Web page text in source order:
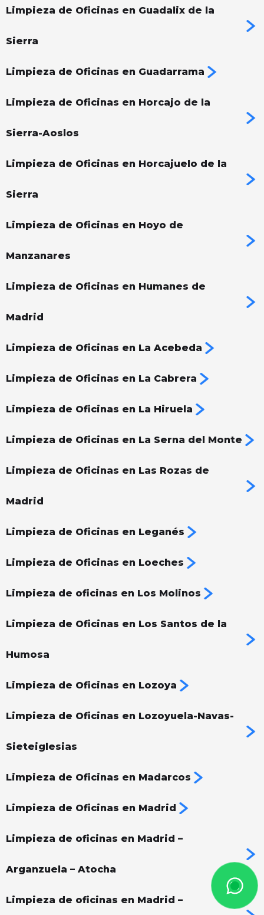
Limpieza de Oficinas en Guadalix de la
Sierra
Limpieza de Oficinas en Guadarrama
Limpieza de Oficinas en Horcajo de la
Sierra-Aoslos
Limpieza de Oficinas en Horcajuelo de la
Sierra
Limpieza de Oficinas en Hoyo de
Manzanares
Limpieza de Oficinas en Humanes de
Madrid
Limpieza de Oficinas en La Acebeda
Limpieza de Oficinas en La Cabrera
Limpieza de Oficinas en La Hiruela
Limpieza de Oficinas en La Serna del Monte
Limpieza de Oficinas en Las Rozas de
Madrid
Limpieza de Oficinas en Leganés
Limpieza de Oficinas en Loeches
Limpieza de oficinas en Los Molinos
Limpieza de Oficinas en Los Santos de la
Humosa
Limpieza de Oficinas en Lozoya
Limpieza de Oficinas en Lozoyuela-Navas-
Sieteiglesias
Limpieza de Oficinas en Madarcos
Limpieza de Oficinas en Madrid
Limpieza de oficinas en Madrid –
Arganzuela – Atocha
Limpieza de oficinas en Madrid –